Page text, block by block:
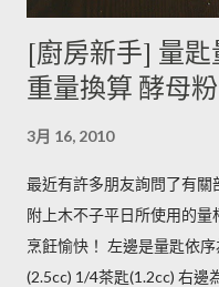
木不子誤解《食物與廚藝
意義，請大家掠過這段說法
較容易發黑，但是目前還找
淨蒸熟，接著再依據料理需
凍。必須注意的是，在馬鈴
所以解凍馬鈴薯塊時馬鈴
度不同，可依料理需求選擇
將馬鈴薯壓成泥，可以改善
[廚房新手] 量
重量換算 酵母
3月 16, 2010
最近有許多朋友詢問了有關
附上木不子平日所使用的
烹飪愉快！ 左邊是量匙依
(2.5cc) 1/4茶匙(1.2cc) 右邊